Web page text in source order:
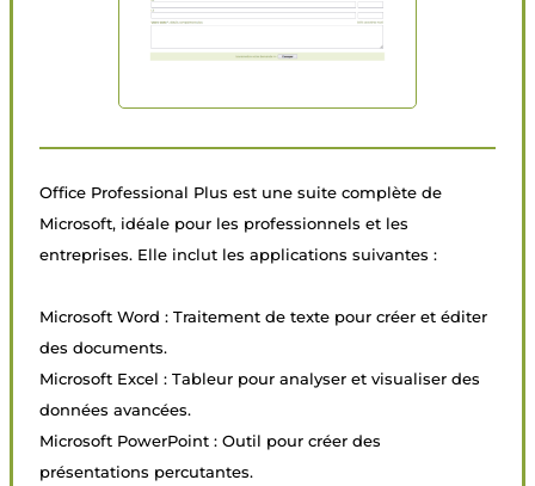
Office Professional Plus est une suite complète de
Microsoft, idéale pour les professionnels et les
entreprises. Elle inclut les applications suivantes :
Microsoft Word : Traitement de texte pour créer et éditer
des documents.
Microsoft Excel : Tableur pour analyser et visualiser des
données avancées.
Microsoft PowerPoint : Outil pour créer des
présentations percutantes.